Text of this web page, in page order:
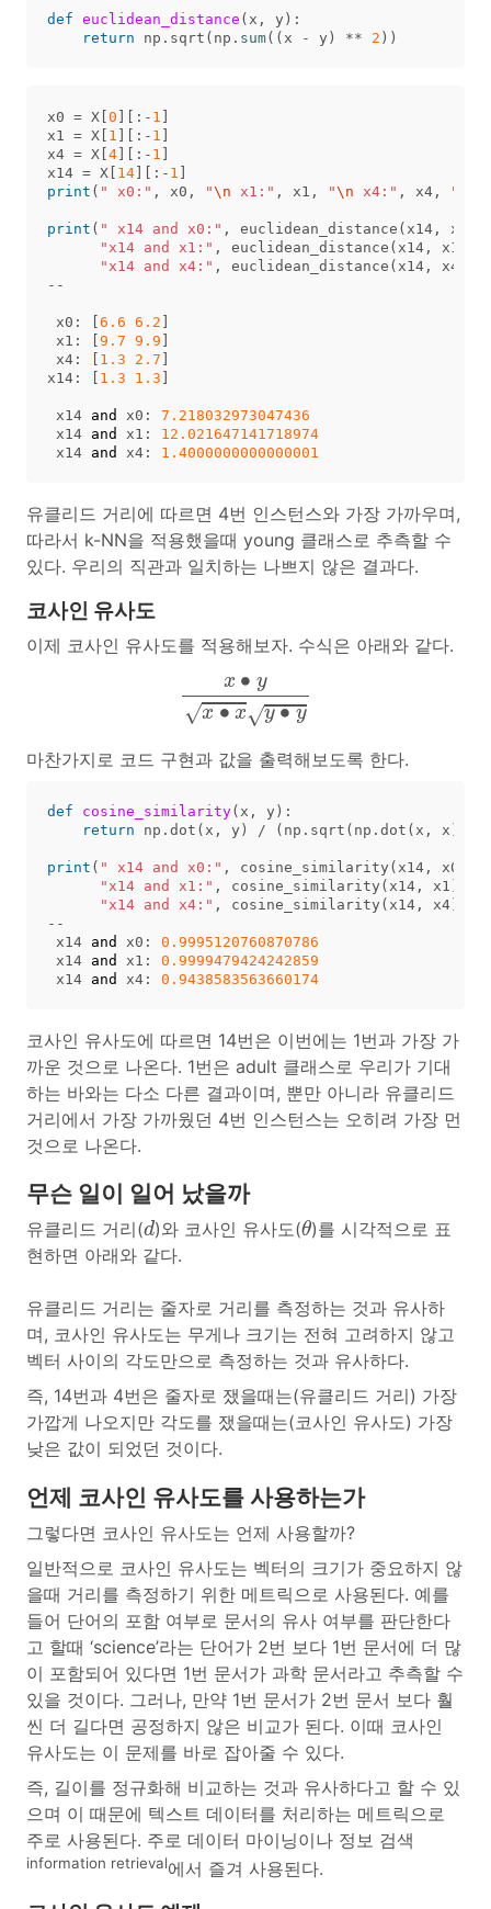
def euclidean_distance (x , y ):
return
np . sqrt ( np . sum((x - y ) ** 2 ))
x0 = X [0 ][: - 1 ]
x1
= X [ 1 ][: - 1 ]
x4 = X [4][: - 1 ]
x14 = X [ 14][: - 1 ]
print ( " x0:" , x0 , "\n x1:" , x1 , "\n x4:" , x4 , "
print ( " x14 and x0:" , euclidean_distance ( x14 , x0
"x14 and x1:" , euclidean_distance ( x14 , x1
"x14 and x4:" , euclidean_distance ( x14 , x4
--
x0 : [6.6 6.2 ]
x1 : [9.7 9.9 ]
x4 : [ 1.3 2.7 ]
x14 : [ 1.3 1.3 ]
x14 and x0 :
7.218032973047436
x14 and x1 :
12.021647141718974
x14 and x4 : 1.4000000000000001
유클리드 거리에 따르면 4번 인스턴스와 가장 가까우며,
따라서 k-NN을 적용했을때 young 클래스로 추측할 수
있다. 우리의 직관과 일치하는 나쁘지 않은 결과다.
코사인 유사도
이제 코사인 유사도를 적용해보자. 수식은 아래와 같다.
x ∙ y
√x ∙ x√y ∙ y
yx∙xy
마찬가지로 코드 구현과 값을 출력해보도록 한다.
def cosine_similarity(x , y ):
return
np .dot (x , y ) / ( np . sqrt ( np .dot (x , x
print ( " x14 and x0:" , cosine_similarity (x14 , x0
"x14 and x1:" , cosine_similarity (x14 , x1
"x14 and x4:" , cosine_similarity (x14 , x4
--
x14 and x0 :
0.9995120760870786
x14 and x1 :
0.9999479424242859
x14 and x4 : 0.9438583563660174
코사인 유사도에 따르면 14번은 이번에는 1번과 가장 가
까운 것으로 나온다. 1번은 adult 클래스로 우리가 기대
하는 바와는 다소 다른 결과이며, 뿐만 아니라 유클리드
거리에서 가장 가까웠던 4번 인스턴스는 오히려 가장 먼
것으로 나온다.
무슨 일이 일어 났을까
유클리드 거리(d
d)와 코사인 유사도(θ
θ)를 시각적으로 표
현하면 아래와 같다.
유클리드 거리는 줄자로 거리를 측정하는 것과 유사하
며, 코사인 유사도는 무게나 크기는 전혀 고려하지 않고
벡터 사이의 각도만으로 측정하는 것과 유사하다.
즉, 14번과 4번은 줄자로 쟀을때는(유클리드 거리) 가장
가깝게 나오지만 각도를 쟀을때는(코사인 유사도) 가장
낮은 값이 되었던 것이다.
언제 코사인 유사도를 사용하는가
그렇다면 코사인 유사도는 언제 사용할까?
일반적으로 코사인 유사도는 벡터의 크기가 중요하지 않
을때 거리를 측정하기 위한 메트릭으로 사용된다. 예를
들어 단어의 포함 여부로 문서의 유사 여부를 판단한다
고 할때 ‘science’라는 단어가 2번 보다 1번 문서에 더 많
이 포함되어 있다면 1번 문서가 과학 문서라고 추측할 수
있을 것이다. 그러나, 만약 1번 문서가 2번 문서 보다 훨
씬 더 길다면 공정하지 않은 비교가 된다. 이때 코사인
유사도는 이 문제를 바로 잡아줄 수 있다.
즉, 길이를 정규화해 비교하는 것과 유사하다고 할 수 있
으며 이 때문에 텍스트 데이터를 처리하는 메트릭으로
주로 사용된다. 주로 데이터 마이닝이나 정보 검색
information retrieval에서 즐겨 사용된다.